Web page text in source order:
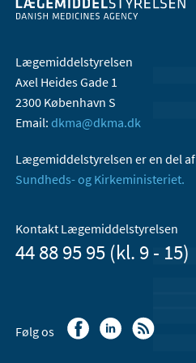
Lægemiddelstyrelsen
Axel Heides Gade 1
2300 København S
Email: dkma@dkma.dk
Lægemiddelstyrelsen er en del af
Sundheds- og Kirkeministeriet.
Kontakt Lægemiddelstyrelsen
44 88 95 95 (kl. 9 - 15)
Følg os